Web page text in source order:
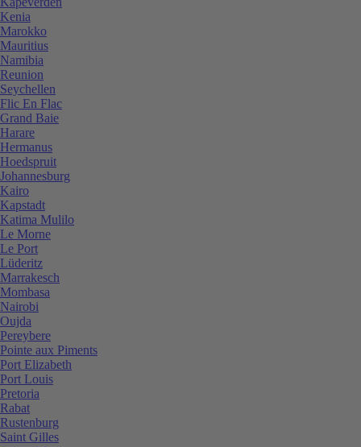
Kenia
Marokko
Mauritius
Namibia
Reunion
Seychellen
Flic En Flac
Grand Baie
Harare
Hermanus
Hoedspruit
Johannesburg
Kairo
Kapstadt
Katima Mulilo
Le Morne
Le Port
Lüderitz
Marrakesch
Mombasa
Nairobi
Oujda
Pereybere
Pointe aux Piments
Port Elizabeth
Port Louis
Pretoria
Rabat
Rustenburg
Saint Gilles